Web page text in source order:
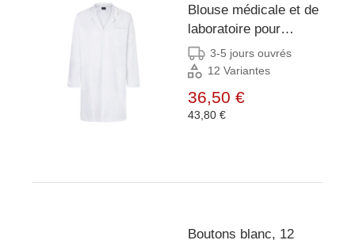
Blouse médicale et de
laboratoire pour
homme Classic-Shape
avec col à revers -
3-5 jours ouvrés
12 Variantes
36,50 €
43,80 €
Boutons blanc, 12